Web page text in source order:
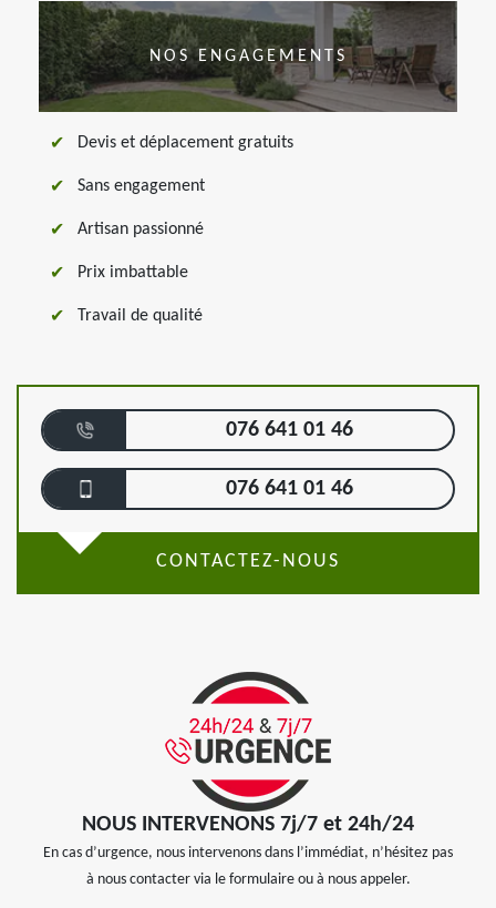
NOS ENGAGEMENTS
Devis et déplacement gratuits
Sans engagement
Artisan passionné
Prix imbattable
Travail de qualité
076 641 01 46
076 641 01 46
CONTACTEZ-NOUS
NOUS INTERVENONS 7j/7 et 24h/24
En cas d’urgence, nous intervenons dans l’immédiat, n’hésitez pas
à nous contacter via le formulaire ou à nous appeler.